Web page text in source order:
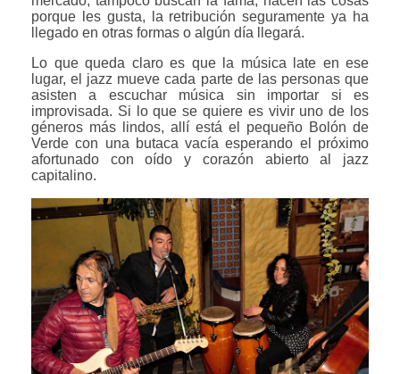
porque les gusta, la retribución seguramente ya ha
llegado en otras formas o algún día llegará.
Lo que queda claro es que la música late en ese
lugar, el jazz mueve cada parte de las personas que
asisten a escuchar música sin importar si es
improvisada. Si lo que se quiere es vivir uno de los
géneros más lindos, allí está el pequeño Bolón de
Verde con una butaca vacía esperando el próximo
afortunado con oído y corazón abierto al jazz
capitalino.